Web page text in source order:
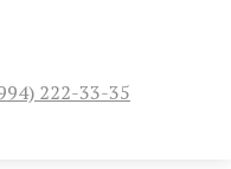
222-33-35